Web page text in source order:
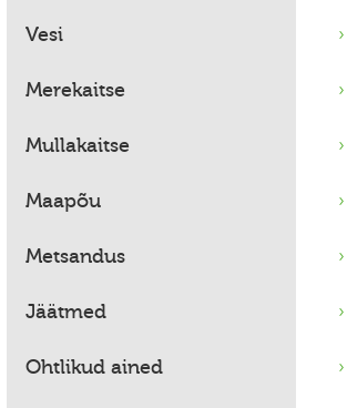
Vesi
Merekaitse
Mullakaitse
Maapõu
Metsandus
Jäätmed
Ohtlikud ained